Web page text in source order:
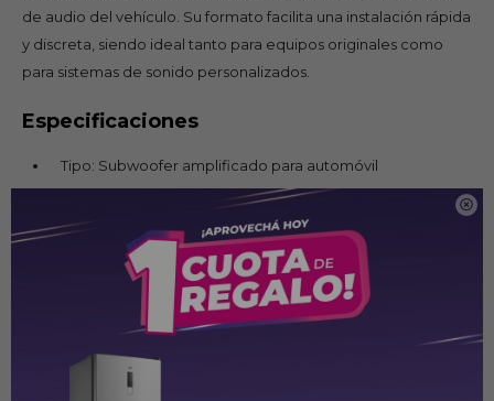

de audio del vehículo. Su formato facilita una instalación rápida
y discreta, siendo ideal tanto para equipos originales como
para sistemas de sonido personalizados.
Especificaciones
Tipo: Subwoofer amplificado para automóvil
Tamaño del subwoofer: 8"
Potencia: 400 W
Amplificador del subwoofer: 200 W RMS
Canales amplificados para parlantes frontales: 2 × 100 W
Impedancia del subwoofer: 2 Ω
Respuesta de frecuencia: 20 Hz – 150 Hz